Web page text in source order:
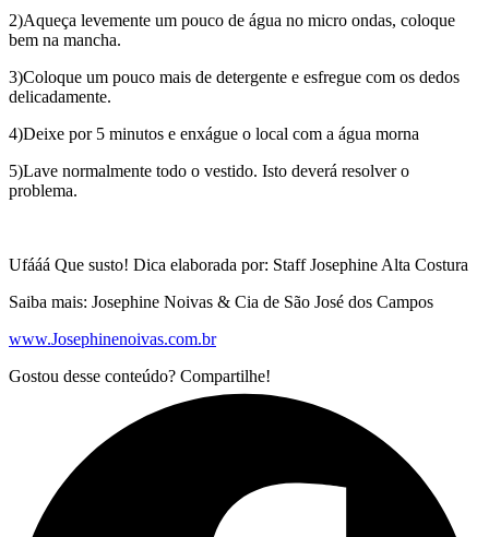
2)Aqueça levemente um pouco de água no micro ondas, coloque
bem na mancha.
3)Coloque um pouco mais de detergente e esfregue com os dedos
delicadamente.
4)Deixe por 5 minutos e enxágue o local com a água morna
5)Lave normalmente todo o vestido. Isto deverá resolver o
problema.
Ufááá Que susto! Dica elaborada por: Staff Josephine Alta Costura
Saiba mais: Josephine Noivas & Cia de São José dos Campos
www.Josephinenoivas.com.br
Gostou desse conteúdo? Compartilhe!